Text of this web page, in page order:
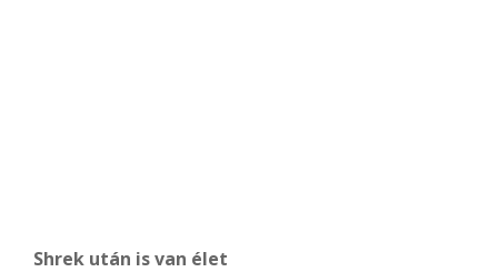
Shrek után is van élet